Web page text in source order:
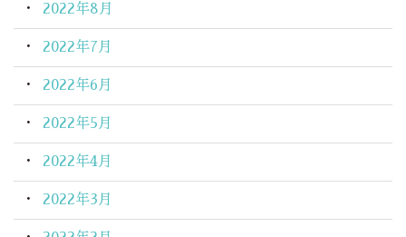
2022年8月
2022年7月
2022年6月
2022年5月
2022年4月
2022年3月